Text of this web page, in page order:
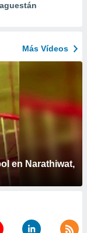
Más Vídeos
en Narathiwat,